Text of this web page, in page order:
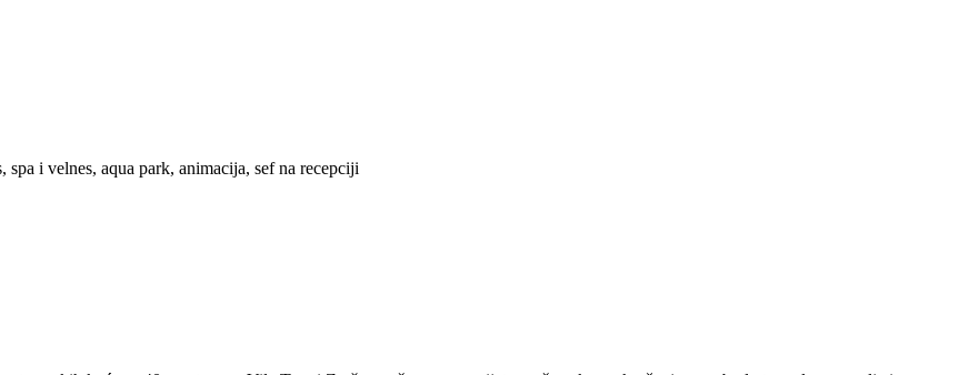
i velnes, aqua park, animacija, sef na recepciji